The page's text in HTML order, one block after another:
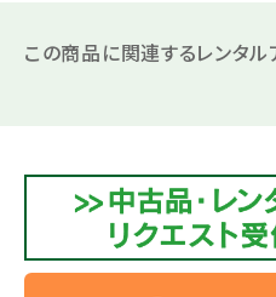
この商品に関連するレンタル